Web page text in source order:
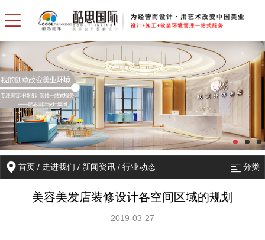
首页 / 走进我们 / 新闻资讯 /行业动态 分类
美容美发店装修设计各空间区域的规划
2019-03-27